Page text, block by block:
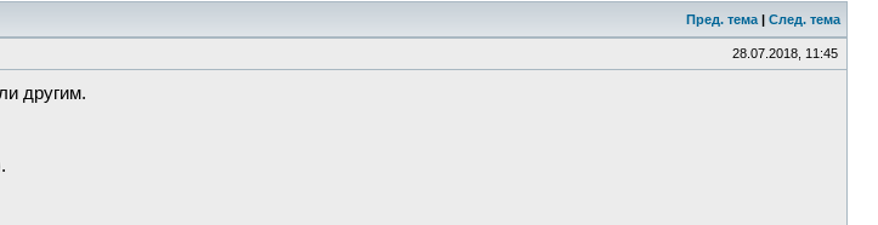
Пред. тема | След. тема
28.07.2018, 11:45
другим.